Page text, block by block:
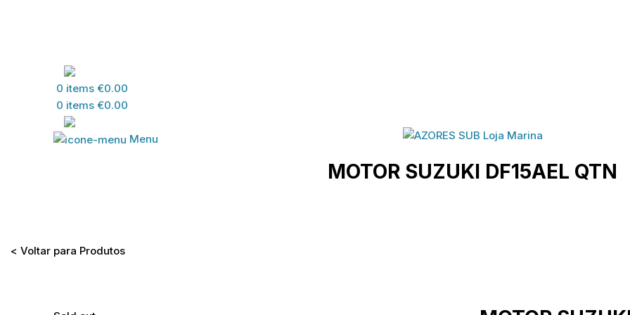
0 items €0.00
0 items €0.00
Menu
MOTOR SUZUKI DF15AEL QTN
< Voltar para Produtos